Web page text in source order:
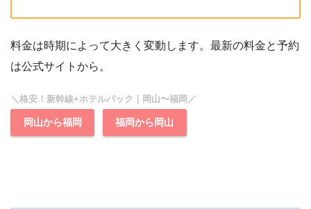
料金は時期によって大きく変動します。最新の料金と予約
は公式サイトから。
＼格安！新幹線+ホテルパック｜岡山〜福岡／
岡山から福岡 福岡から岡山